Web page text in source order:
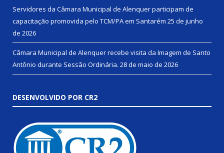
Servidores da Câmara Municipal de Alenquer participam de
capacitação promovida pelo TCM/PA em Santarém 25 de junho
de 2026
Câmara Municipal de Alenquer recebe visita da Imagem de Santo
Antônio durante Sessão Ordinária. 28 de maio de 2026
DESENVOLVIDO POR CR2